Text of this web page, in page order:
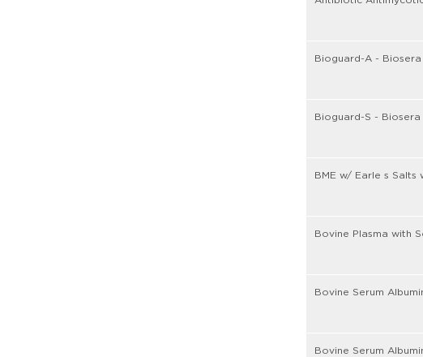
Bioguard-A - Biosera
Bioguard-S - Biosera
BME w/ Earle s
Bovine Plasma with
Bovine Serum
Bovine Serum